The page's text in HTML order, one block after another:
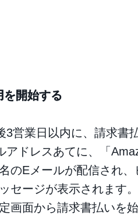
を開始する
3営業日以内に、請求書
アドレスあてに、「
のEメールが配信され、
セージが表示されます。
画面から請求書払いを